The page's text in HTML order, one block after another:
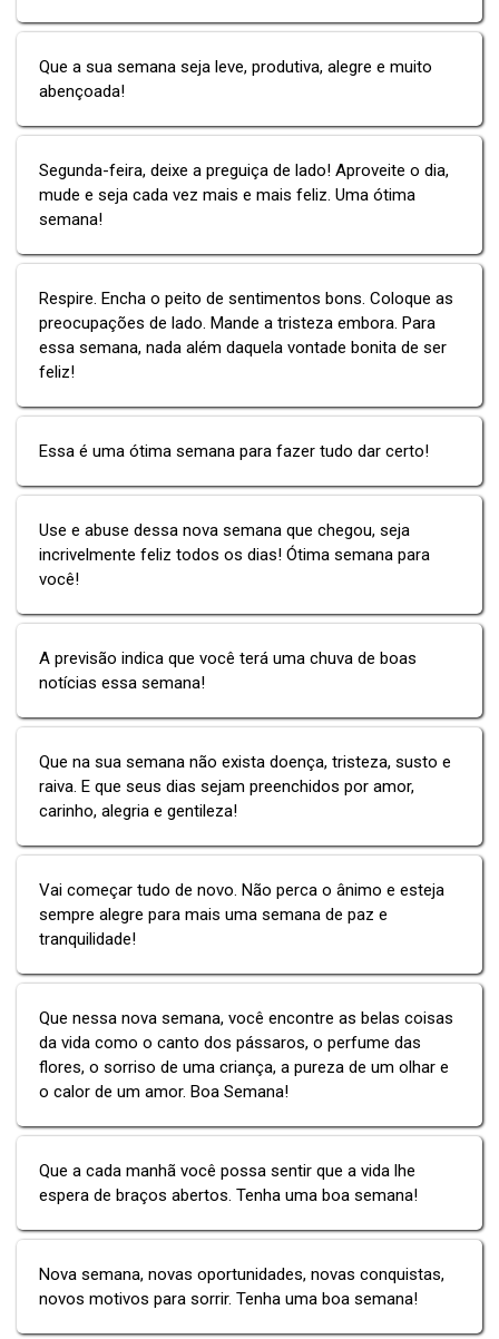
Que a sua semana seja leve, produtiva, alegre e muito
abençoada!
Segunda-feira, deixe a preguiça de lado! Aproveite o dia,
mude e seja cada vez mais e mais feliz. Uma ótima
semana!
Respire. Encha o peito de sentimentos bons. Coloque as
preocupações de lado. Mande a tristeza embora. Para
essa semana, nada além daquela vontade bonita de ser
feliz!
Essa é uma ótima semana para fazer tudo dar certo!
Use e abuse dessa nova semana que chegou, seja
incrivelmente feliz todos os dias! Ótima semana para
você!
A previsão indica que você terá uma chuva de boas
notícias essa semana!
Que na sua semana não exista doença, tristeza, susto e
raiva. E que seus dias sejam preenchidos por amor,
carinho, alegria e gentileza!
Vai começar tudo de novo. Não perca o ânimo e esteja
sempre alegre para mais uma semana de paz e
tranquilidade!
Que nessa nova semana, você encontre as belas coisas
da vida como o canto dos pássaros, o perfume das
flores, o sorriso de uma criança, a pureza de um olhar e
o calor de um amor. Boa Semana!
Que a cada manhã você possa sentir que a vida lhe
espera de braços abertos. Tenha uma boa semana!
Nova semana, novas oportunidades, novas conquistas,
novos motivos para sorrir. Tenha uma boa semana!